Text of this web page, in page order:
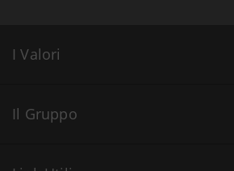
I Valori
Il Gruppo